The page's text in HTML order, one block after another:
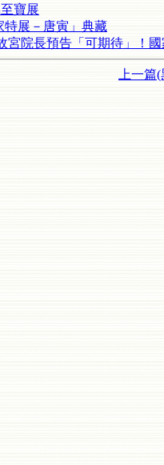
寶展
特展－唐寅」典藏
宮院長預告「可期待」！
上一篇